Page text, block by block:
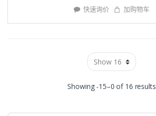
快速询价 加购物车
Showing -15–0 of 16 results